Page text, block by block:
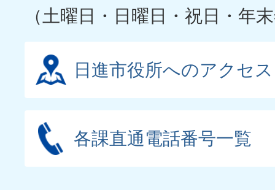
（土曜日・日曜日・祝日・年
日進市役所へのアクセス
各課直通電話番号一覧